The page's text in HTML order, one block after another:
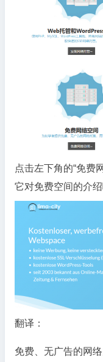
点击左下角的“免费
它对免费空间的介
翻译：
免费、无广告的网